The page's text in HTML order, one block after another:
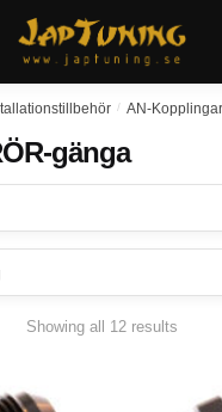
/ AN-Kopplingar
gänga
Showing all 12 results